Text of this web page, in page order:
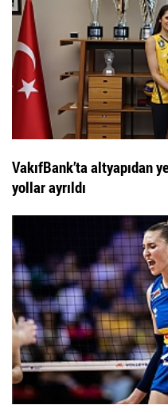
VakıfBank’ta altyapıdan
yollar ayrıldı